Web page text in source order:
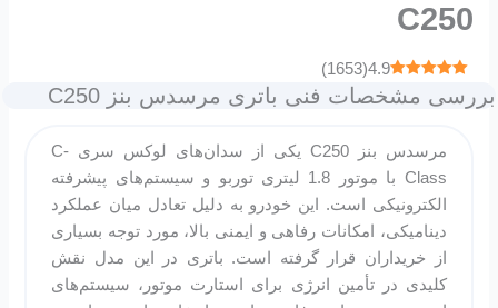
C250
4.9
(
1653
)
بررسی مشخصات فنی باتری مرسدس بنز C250
مرسدس بنز C250 یکی از سدان‌های لوکس سری C-
Class با موتور 1.8 لیتری توربو و سیستم‌های پیشرفته
الکترونیکی است. این خودرو به دلیل تعادل میان عملکرد
دینامیکی، امکانات رفاهی و ایمنی بالا، مورد توجه بسیاری
از خریداران قرار گرفته است. باتری در این مدل نقش
کلیدی در تأمین انرژی برای استارت موتور، سیستم‌های